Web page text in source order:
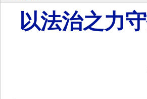
以法治之力